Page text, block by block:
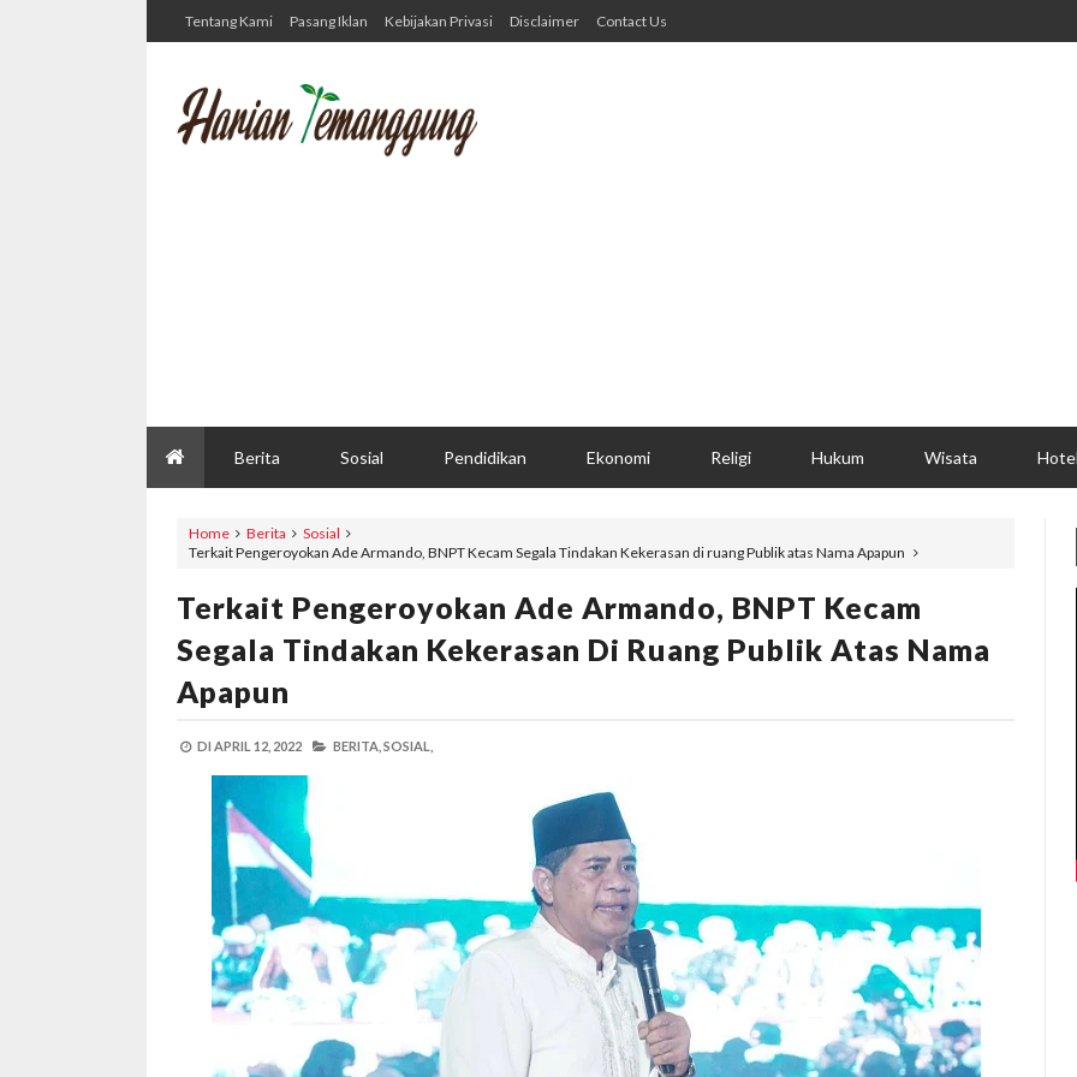
Tentang Kami Pasang Iklan Kebijakan Privasi Disclaimer Contact Us
Berita Sosial Pendidikan Ekonomi Religi Hukum Wisata Hotel
Home Berita
Sosial
Terkait Pengeroyokan Ade Armando, BNPT Kecam Segala Tindakan Kekerasan di ruang Publik atas Nama Apapun
Terkait Pengeroyokan Ade Armando, BNPT Kecam
Segala Tindakan Kekerasan Di Ruang Publik Atas Nama
Apapun
DI APRIL 12, 2022 BERITA, SOSIAL,